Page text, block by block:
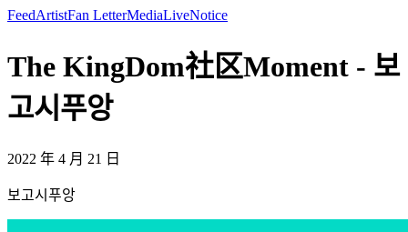
FeedArtistFan LetterMediaLiveNotice
The KingDom社区Moment - 보
고시푸앙
2022 年 4 月 21 日
보고시푸앙